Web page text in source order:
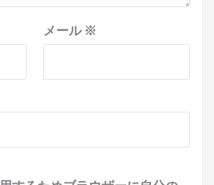
メール ※